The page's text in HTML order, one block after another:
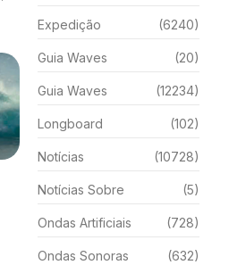
Expedição (6240)
Guia Waves (20)
Guia Waves (12234)
Longboard (102)
Notícias (10728)
Notícias Sobre (5)
Ondas Artificiais (728)
Ondas Sonoras (632)